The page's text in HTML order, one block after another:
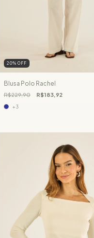
20% OFF
Blusa Polo Rachel
R$229,90 R$183,92
+3